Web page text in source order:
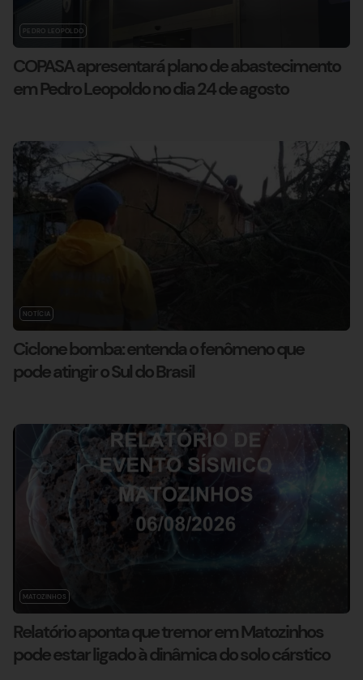
PEDRO LEOPOLDO
COPASA apresentará plano de abastecimento
em Pedro Leopoldo no dia 24 de agosto
NOTÍCIA
Ciclone bomba: entenda o fenômeno que
pode atingir o Sul do Brasil
MATOZINHOS
Relatório aponta que tremor em Matozinhos
pode estar ligado à dinâmica do solo cárstico